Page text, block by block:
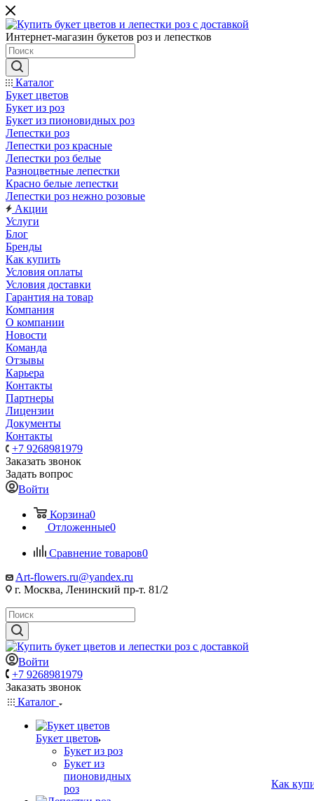
Интернет-магазин букетов роз и лепестков
Каталог
Букет цветов
Букет из роз
Букет из пионовидных роз
Лепестки роз
Лепестки роз красные
Лепестки роз белые
Разноцветные лепестки
Красно белые лепестки
Лепестки роз нежно розовые
Акции
Услуги
Блог
Бренды
Как купить
Условия оплаты
Условия доставки
Гарантия на товар
Компания
О компании
Новости
Команда
Отзывы
Карьера
Контакты
Партнеры
Лицензии
Документы
Контакты
+7 9268981979
Заказать звонок
Задать вопрос
Войти
Корзина0
Отложенные0
Сравнение товаров0
Art-flowers.ru@yandex.ru
г. Москва, Ленинский пр-т. 81/2
Войти
+7 9268981979
Заказать звонок
Каталог
Букет цветов
Букет из роз
Букет из
пионовидных
роз
Как